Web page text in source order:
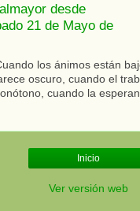
desde
21 de Mayo de
los ánimos están
oscuro, cuando el
cuando la
Inicio
Ver versión web